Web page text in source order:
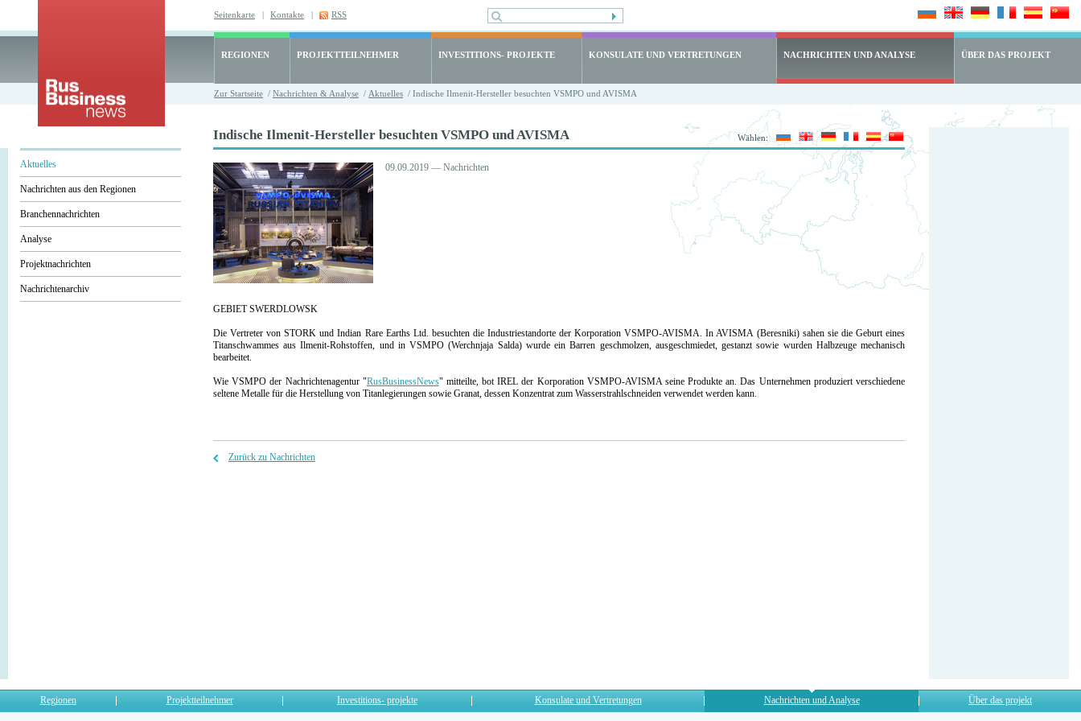
Seitenkarte | Kontakte | RSS
REGIONEN PROJEKTTEILNEHMER INVESTITIONS- PROJEKTE KONSULATE UND VERTRETUNGEN NACHRICHTEN UND ANALYSE ÜBER DAS PROJEKT
Zur Startseite / Nachrichten & Analyse / Aktuelles / Indische Ilmenit-Hersteller besuchten VSMPO und AVISMA
Wählen:
Aktuelles
Nachrichten aus den Regionen
Branchennachrichten
Analyse
Projektnachrichten
Nachrichtenarchiv
Indische Ilmenit-Hersteller besuchten VSMPO und AVISMA
09.09.2019 — Nachrichten
GEBIET SWERDLOWSK
Die Vertreter von STORK und Indian Rare Earths Ltd. besuchten die Industriestandorte der Korporation VSMPO-AVISMA. In AVISMA (Beresniki) sahen sie die Geburt eines
Titanschwammes aus Ilmenit-Rohstoffen, und in VSMPO (Werchnjaja Salda) wurde ein Barren geschmolzen, ausgeschmiedet, gestanzt sowie wurden Halbzeuge mechanisch
bearbeitet.
Wie VSMPO der Nachrichtenagentur "RusBusinessNews" mitteilte, bot IREL der Korporation VSMPO-AVISMA seine Produkte an. Das Unternehmen produziert verschiedene
seltene Metalle für die Herstellung von Titanlegierungen sowie Granat, dessen Konzentrat zum Wasserstrahlschneiden verwendet werden kann.
Zurück zu Nachrichten
Regionen Projektteilnehmer Investitions- projekte Konsulate und Vertretungen Nachrichten und Analyse Über das projekt